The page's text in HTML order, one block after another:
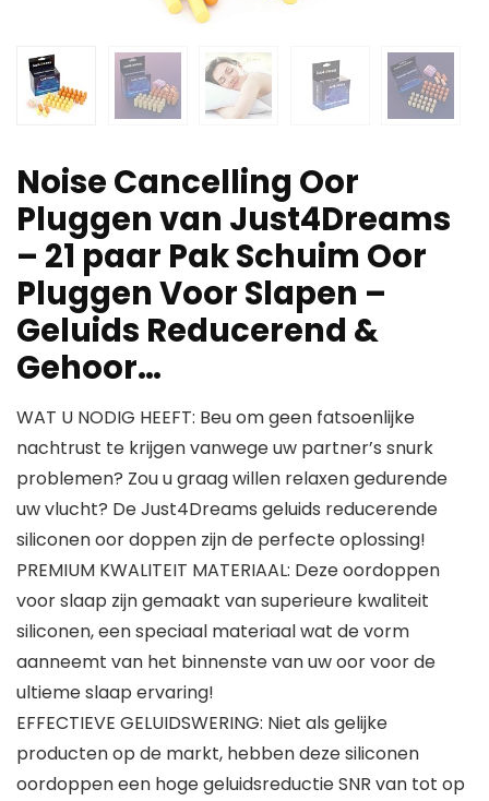
Noise Cancelling Oor
Pluggen van Just4Dreams
– 21 paar Pak Schuim Oor
Pluggen Voor Slapen –
Geluids Reducerend &
Gehoor…
WAT U NODIG HEEFT: Beu om geen fatsoenlijke
nachtrust te krijgen vanwege uw partner’s snurk
problemen? Zou u graag willen relaxen gedurende
uw vlucht? De Just4Dreams geluids reducerende
siliconen oor doppen zijn de perfecte oplossing!
PREMIUM KWALITEIT MATERIAAL: Deze oordoppen
voor slaap zijn gemaakt van superieure kwaliteit
siliconen, een speciaal materiaal wat de vorm
aanneemt van het binnenste van uw oor voor de
ultieme slaap ervaring!
EFFECTIEVE GELUIDSWERING: Niet als gelijke
producten op de markt, hebben deze siliconen
oordoppen een hoge geluidsreductie SNR van tot op